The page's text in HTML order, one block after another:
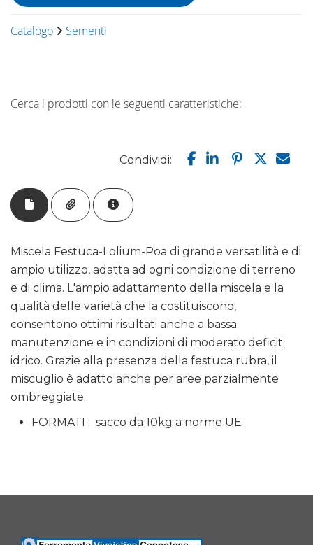
Catalogo Sementi
Cerca i prodotti con le seguenti caratteristiche:
Condividi:
Miscela Festuca-Lolium-Poa di grande versatilità e di
ampio utilizzo, adatta ad ogni condizione di terreno
e di clima. L'ampio adattamento della miscela e la
qualità delle varietà che la costituiscono,
consentono ottimi risultati anche a bassa
manutenzione e in condizioni di moderato deficit
idrico. Grazie alla presenza della festuca rubra, il
miscuglio è adatto anche per aree parzialmente
ombreggiate.
FORMATI : sacco da 10kg a norme UE